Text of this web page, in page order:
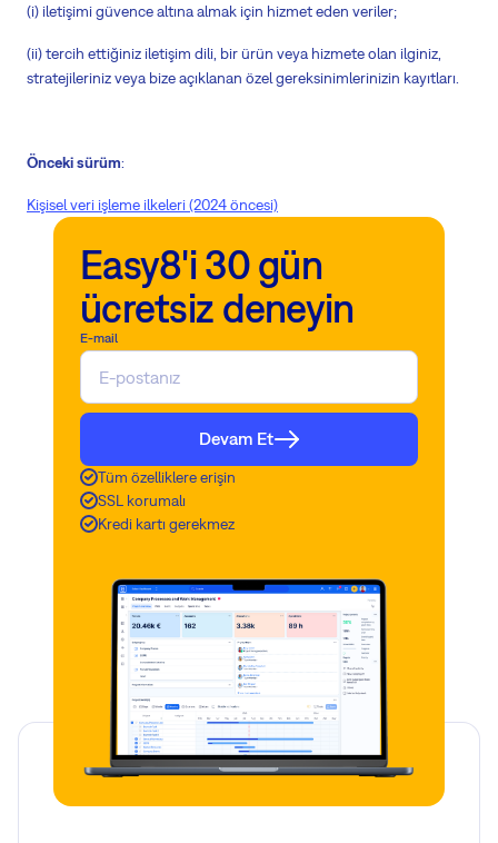
(i) iletişimi güvence altına almak için hizmet eden veriler;
(ii) tercih ettiğiniz iletişim dili, bir ürün veya hizmete olan ilginiz,
stratejileriniz veya bize açıklanan özel gereksinimlerinizin kayıtları.
Önceki sürüm:
Kişisel veri işleme ilkeleri (2024 öncesi)
Easy8'i 30 gün
ücretsiz deneyin
E-mail
Devam Et
Tüm özelliklere erişin
SSL korumalı
Kredi kartı gerekmez